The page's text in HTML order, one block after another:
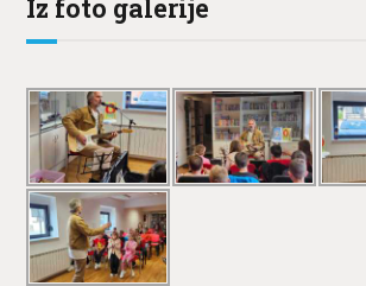
Iz foto galerije